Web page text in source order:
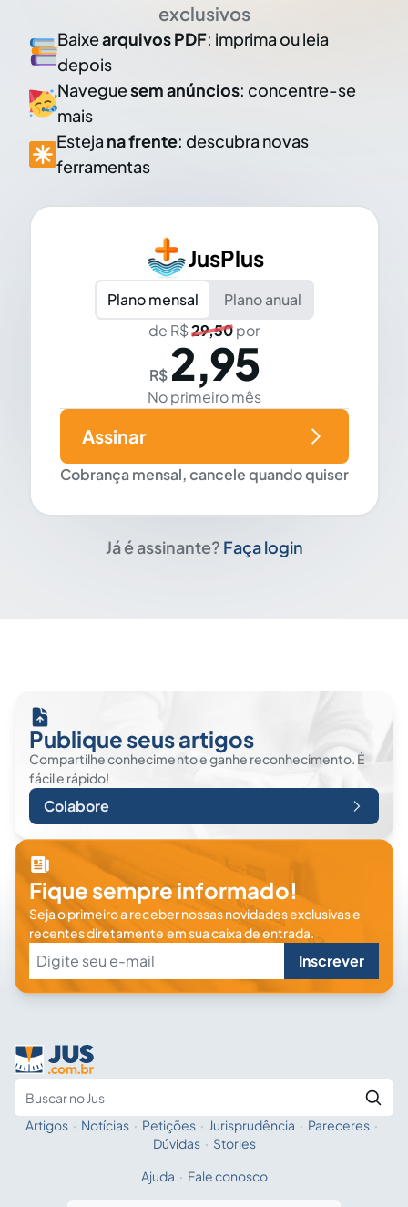
exclusivos
Baixearquivos PDF: imprima ou leia
depois
Naveguesem anúncios: concentre-se
mais
Esteja na frente: descubra novas
ferramentas
JusPlus
Plano mensal
Plano anual
de R$29,50por
R$ 2,95
No primeiro mês
Cobrança mensal, cancele quando quiser
Assinar
Já é assinante? Faça login
Publique seus artigos
Compartilhe conhecimento e ganhe reconhecimento. É
fácil e rápido!
Colabore
Fique sempre informado!
Seja o primeiro a receber nossas novidades exclusivas e
recentes diretamente em sua caixa de entrada.
Inscrever
Fale com a IA
Artigos · Notícias · Petições · Jurisprudência · Pareceres ·
Dúvidas · Stories
Ajuda · Fale conosco